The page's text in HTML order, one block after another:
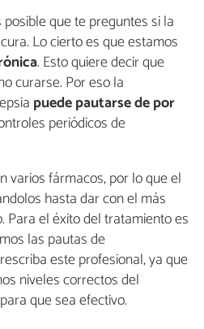
que te preguntes si la
Lo cierto es que estamos
. Esto quiere decir que
curarse. Por eso la
puede pautarse de por
periódicos de
varios fármacos, por lo que el
hasta dar con el más
Para el éxito del tratamiento es
las pautas de
este profesional, ya que
niveles correctos del
que sea efectivo.